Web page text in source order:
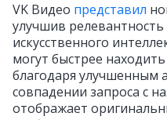
VK Видео представил
улучшив
искусственного
могут быстрее
благодаря улучшенным
совпадении запроса с
отображает